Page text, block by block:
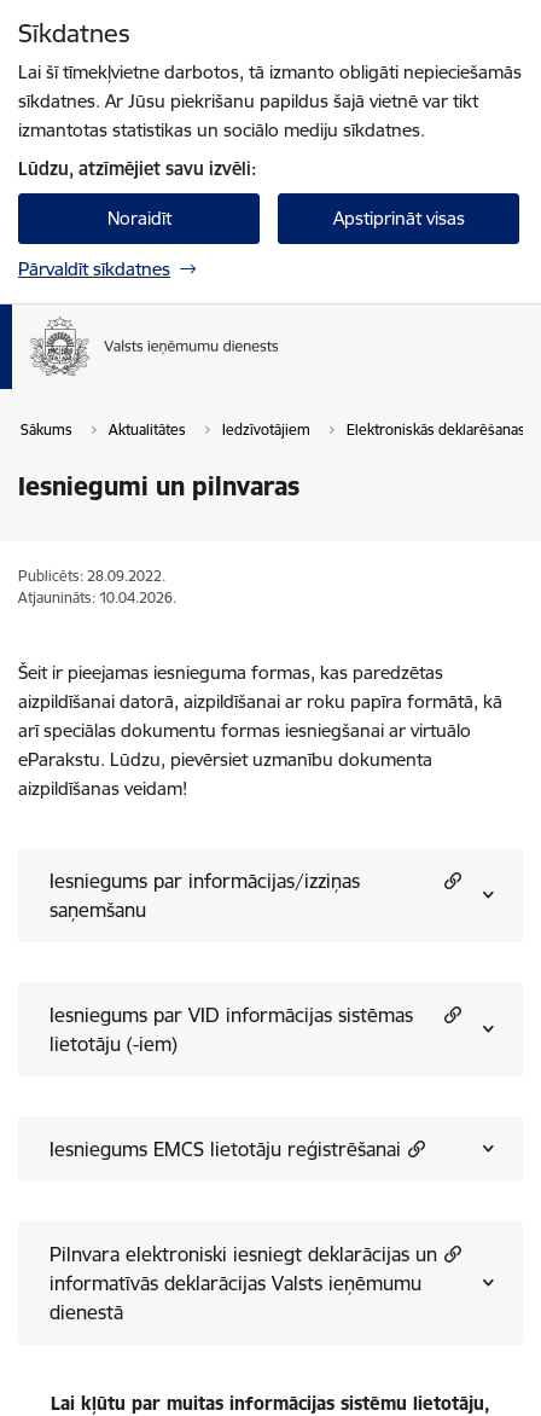
Sīkdatnes
Lai šī tīmekļvietne darbotos, tā izmanto obligāti nepieciešamās
sīkdatnes. Ar Jūsu piekrišanu papildus šajā vietnē var tikt
izmantotas statistikas un sociālo mediju sīkdatnes.
Lūdzu, atzīmējiet savu izvēli:
Noraidīt Apstiprināt visas
Pārvaldīt sīkdatnes
Sākums Aktualitātes Iedzīvotājiem Elektroniskās deklarēšanas
Iesniegumi un pilnvaras
Publicēts: 28.09.2022.
Atjaunināts: 10.04.2026.
Šeit ir pieejamas iesnieguma formas, kas paredzētas
aizpildīšanai datorā, aizpildīšanai ar roku papīra formātā, kā
arī speciālas dokumentu formas iesniegšanai ar virtuālo
eParakstu. Lūdzu, pievērsiet uzmanību dokumenta
aizpildīšanas veidam!
Iesniegums par informācijas/izziņas
saņemšanu
Iesniegums par VID informācijas sistēmas
lietotāju (-iem)
Iesniegums EMCS lietotāju reģistrēšanai
Pilnvara elektroniski iesniegt deklarācijas un
informatīvās deklarācijas Valsts ieņēmumu
dienestā
Lai kļūtu par muitas informācijas sistēmu lietotāju,